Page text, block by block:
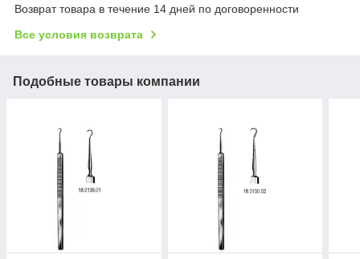
Возврат товара в течение 14 дней по договоренности
Все условия возврата
Подобные товары компании